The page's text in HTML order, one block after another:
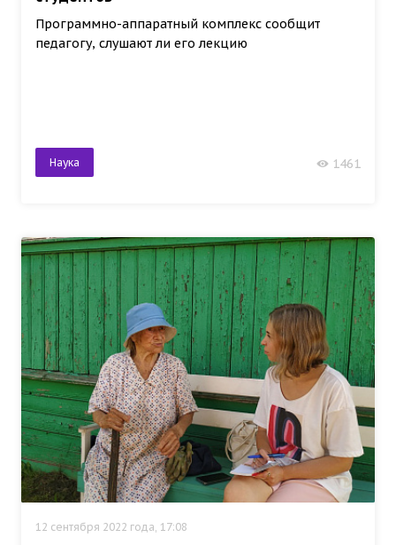
Программно-аппаратный комплекс сообщит
педагогу, слушают ли его лекцию
Наука 1461
12 сентября 2022 года, 17:08